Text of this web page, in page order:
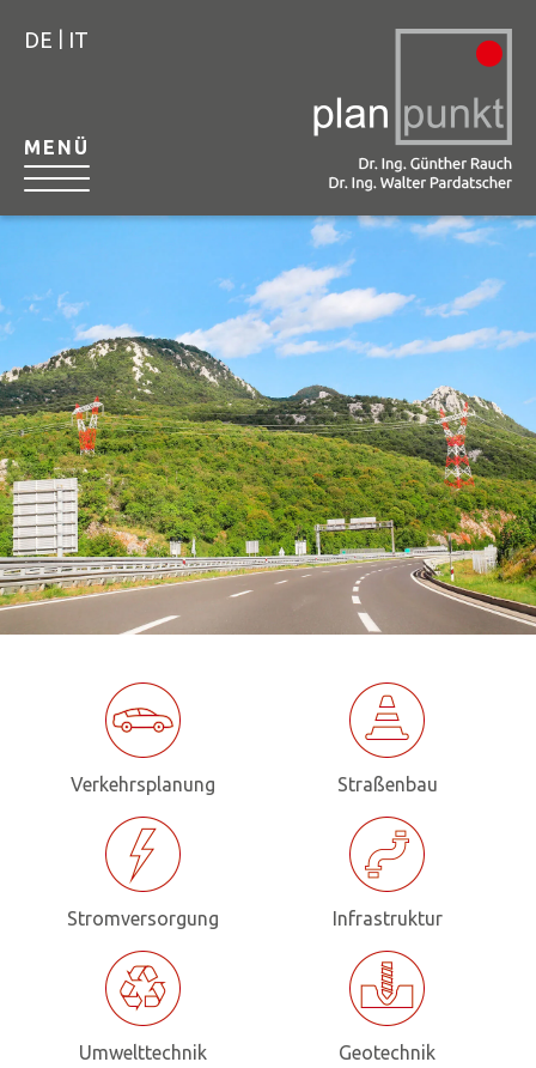
DE IT
MENÜ
Verkehrsplanung Straßenbau
Stromversorgung Infrastruktur
Umwelttechnik Geotechnik